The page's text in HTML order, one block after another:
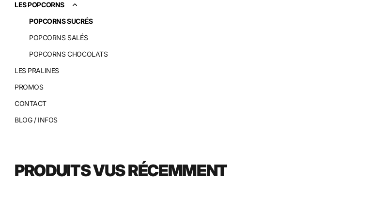
LES POPCORNS
POPCORNS SUCRÉS
POPCORNS SALÉS
POPCORNS CHOCOLATS
LES PRALINES
PROMOS
CONTACT
BLOG / INFOS
PRODUITS VUS RÉCEMMENT